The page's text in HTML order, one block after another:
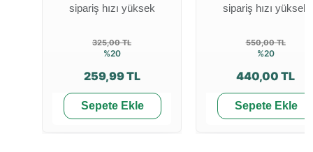
sipariş hızı yüksek
325,00 TL
%20
259,99 TL
Sepete Ekle
sipariş hızı yüksek
550,00 TL
%20
440,00 TL
Sepete Ekle